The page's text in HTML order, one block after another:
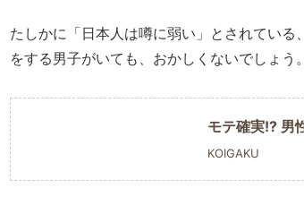
たしかに「日本人は噂に弱い」とされてい
をする男子がいても、おかしくないでしょう。
モテ確実!? 男
KOIGAKU